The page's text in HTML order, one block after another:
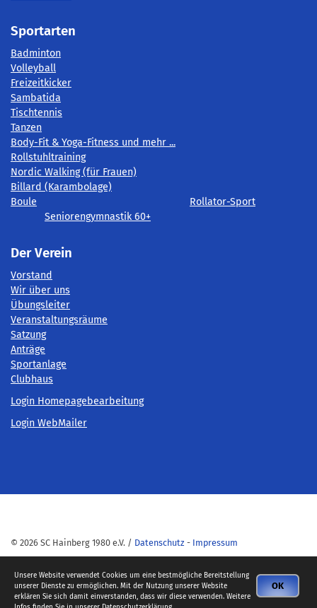
Sportarten
Badminton
Volleyball
Freizeitkicker
Sambatida
Tischtennis
Tanzen
Body-Fit & Yoga-Fitness und mehr ...
Rollstuhltraining
Nordic Walking (für Frauen)
Billard (Karambolage)
Boule
Rollator-Sport
Seniorengymnastik 60+
Der Verein
Vorstand
Wir über uns
Übungsleiter
Veranstaltungsräume
Satzung
Anträge
Sportanlage
Clubhaus
Login Homepagebearbeitung
Login WebMailer
© 2026 SC Hainberg 1980 e.V. / Datenschutz - Impressum
OK
Unsere Website verwendet Cookies um eine bestmögliche Bereitstellung
unserer Dienste zu ermöglichen. Mit der Nutzung unserer Website
erklären Sie sich damit einverstanden, dass wir diese verwenden. Weitere